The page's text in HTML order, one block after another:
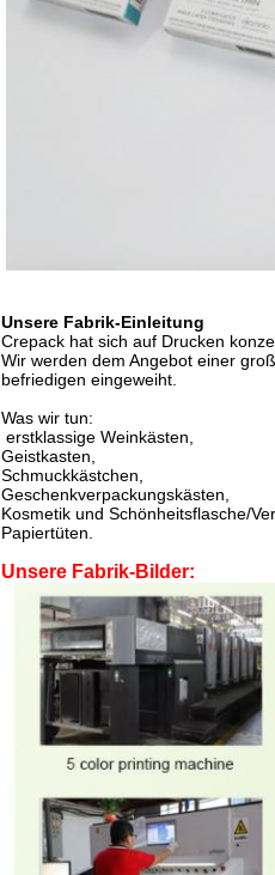
Unsere Fabrik-Einleitung
Crepack hat sich auf Drucken
Wir werden dem Angebot einer
befriedigen eingeweiht.
Was wir tun:
erstklassige Weinkästen,
Geistkasten,
Schmuckkästchen,
Geschenkverpackungskästen,
Kosmetik und Schönheitsflasche/
Papiertüten.
Unsere Fabrik-Bilder: